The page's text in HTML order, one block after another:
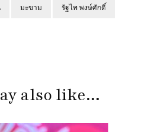
มะขาม รัฐไท พงษ์ศักดิ์
also like...